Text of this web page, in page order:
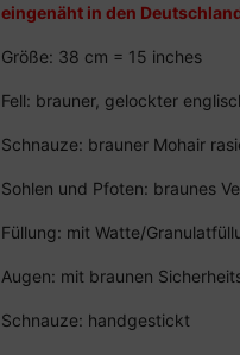
eingenäht in den
Größe: 38 cm = 15 inches
Fell: brauner, gelockter
Schnauze: brauner Mohair
Sohlen und Pfoten: braunes
Füllung: mit Watte/
Augen: mit braunen
Schnauze: handgestickt